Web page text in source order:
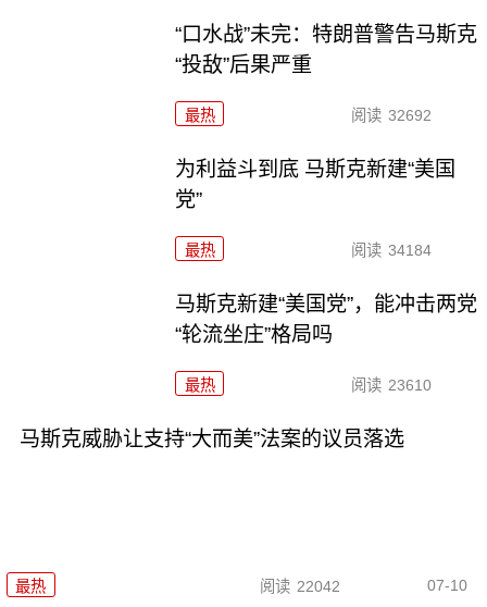
“口水战”未完：特朗普警告马斯克
“投敌”后果严重
最热 阅读 32692
为利益斗到底 马斯克新建“美国
党”
最热 阅读 34184
马斯克新建“美国党”，能冲击两党
“轮流坐庄”格局吗
最热 阅读 23610
马斯克威胁让支持“大而美”法案的议员落选
最热 阅读 22042 07-10